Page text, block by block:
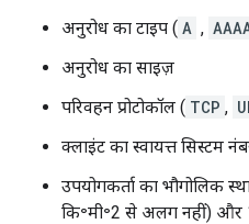
अनुरोध का टाइप ( A ,
अनुरोध का साइज़
परिवहन प्रोटोकॉल ( TCP ,
क्लाइंट का स्वायत्त सिस्टम
उपयोगकर्ता का भौगोलिक
कि॰मी॰2 से अलग नहीं) और